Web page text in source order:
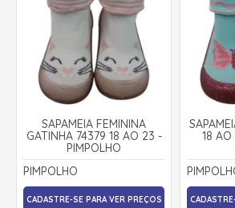
SAPAMEIA FEMININA
GATINHA 74379 18 AO 23 -
PIMPOLHO
PIMPOLHO
CADASTRE-SE PARA VER PREÇOS
18 AO